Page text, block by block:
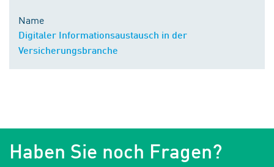
Name
Digitaler Informationsaustausch in der
Versicherungsbranche
Haben Sie noch Fragen?